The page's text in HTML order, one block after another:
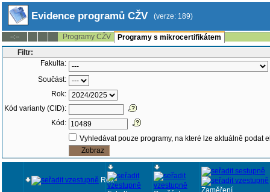
Evidence programů CŽV (verze: 189)
--:-- Programy CŽV
Programy s mikrocertifikátem
Filtr:
Fakulta:
Součást:
Rok:
Kód varianty (CID):
Kód:
Vyhledávat pouze programy, na které lze aktuálně podat
Rok
Zaměření